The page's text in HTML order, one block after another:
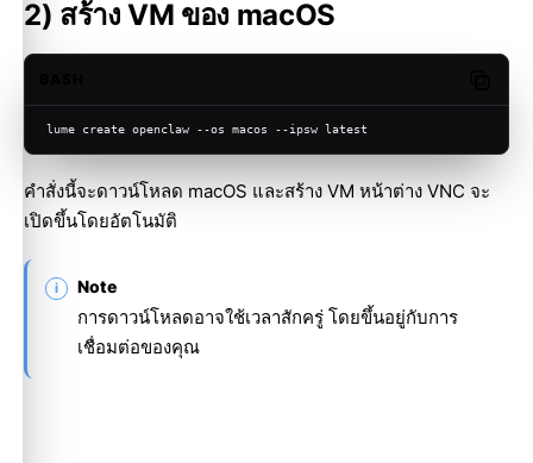
2) สร้าง VM ของ macOS
lume create openclaw --os macos --ipsw latest
คำสั่งนี้จะดาวน์โหลด macOS และสร้าง VM หน้าต่าง VNC จะ
เปิดขึ้นโดยอัตโนมัติ
Note
การดาวน์โหลดอาจใช้เวลาสักครู่ โดยขึ้นอยู่กับการ
เชื่อมต่อของคุณ